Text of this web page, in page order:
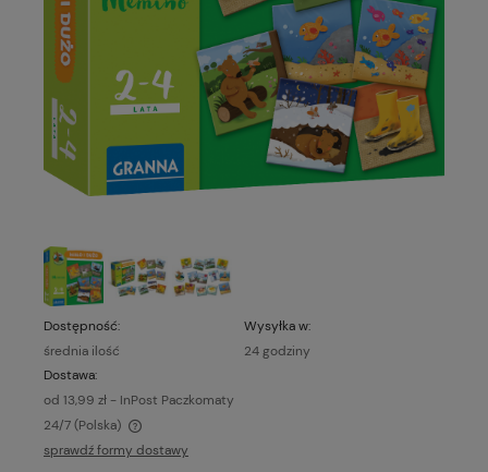
Dostępność:
średnia ilość
Wysyłka w:
24 godziny
Dostawa:
od 13,99 zł - InPost Paczkomaty
24/7(Polska)
Cena nie zawiera ewentualnych kosztów płatności
sprawdź formy dostawy